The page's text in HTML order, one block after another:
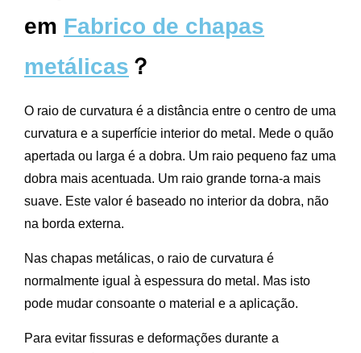
em Fabrico de chapas
metálicas ？
O raio de curvatura é a distância entre o centro de uma
curvatura e a superfície interior do metal. Mede o quão
apertada ou larga é a dobra. Um raio pequeno faz uma
dobra mais acentuada. Um raio grande torna-a mais
suave. Este valor é baseado no interior da dobra, não
na borda externa.
Nas chapas metálicas, o raio de curvatura é
normalmente igual à espessura do metal. Mas isto
pode mudar consoante o material e a aplicação.
Para evitar fissuras e deformações durante a